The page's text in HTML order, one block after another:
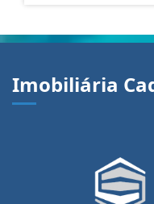
Imobiliária